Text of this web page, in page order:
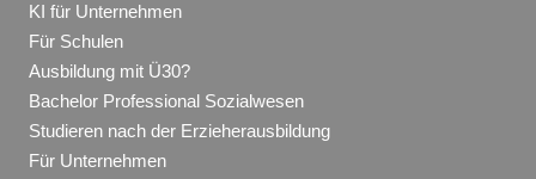
KI für Unternehmen
Für Schulen
Ausbildung mit Ü30?
Bachelor Professional Sozialwesen
Studieren nach der Erzieherausbildung
Für Unternehmen